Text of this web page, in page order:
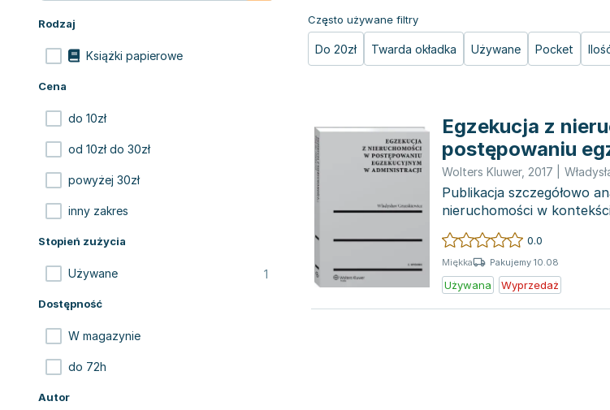
Rodzaj
Książki papierowe
Cena
do 10zł
od 10zł do 30zł
powyżej 30zł
inny zakres
Stopień zużycia
Używane 1
Dostępność
W magazynie
do 72h
Autor
Często używane filtry
Do 20zł Twarda okładka Używane Pocket
Egzekucja z
postępowaniu
administracji
Wolters Kluwer, 2017
Publikacja szczegółowo
nieruchomości w
egzekucyjnej, zwracaj...
0.0
Miękka Pakujemy 10.08
Używana Wyprzedaż